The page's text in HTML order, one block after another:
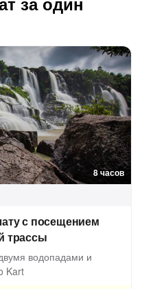
8 часов
с посещением
трассы
водопадами и
Kart